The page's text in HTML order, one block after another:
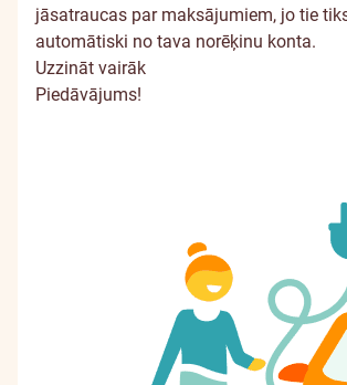
jāsatraucas par maksājumiem, jo tie
automātiski no tava norēķinu konta.
Uzzināt vairāk
Piedāvājums!